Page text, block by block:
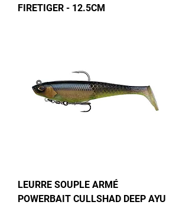
FIRETIGER - 12.5CM
LEURRE SOUPLE ARMÉ
POWERBAIT CULLSHAD DEEP AYU